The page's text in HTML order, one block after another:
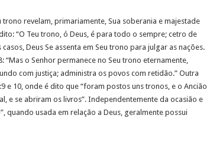
trono revelam, primariamente, Sua soberania e majestade
“O Teu trono, ó Deus, é para todo o sempre; cetro de
Deus Se assenta em Seu trono para julgar as nações.
o Senhor permanece no Seu trono eternamente,
com justiça; administra os povos com retidão.” Outra
e 10, onde é dito que “foram postos uns tronos, e o Ancião
e se abriram os livros”. Independentemente da ocasião e
quando usada em relação a Deus, geralmente possui